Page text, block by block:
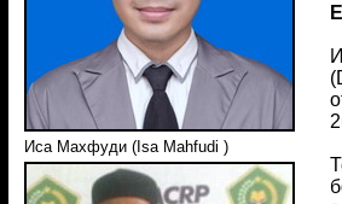
Иса Махфуди (Isa Mahfudi )